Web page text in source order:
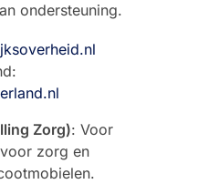
ondersteuning.
Zorg): Voor
zorg en